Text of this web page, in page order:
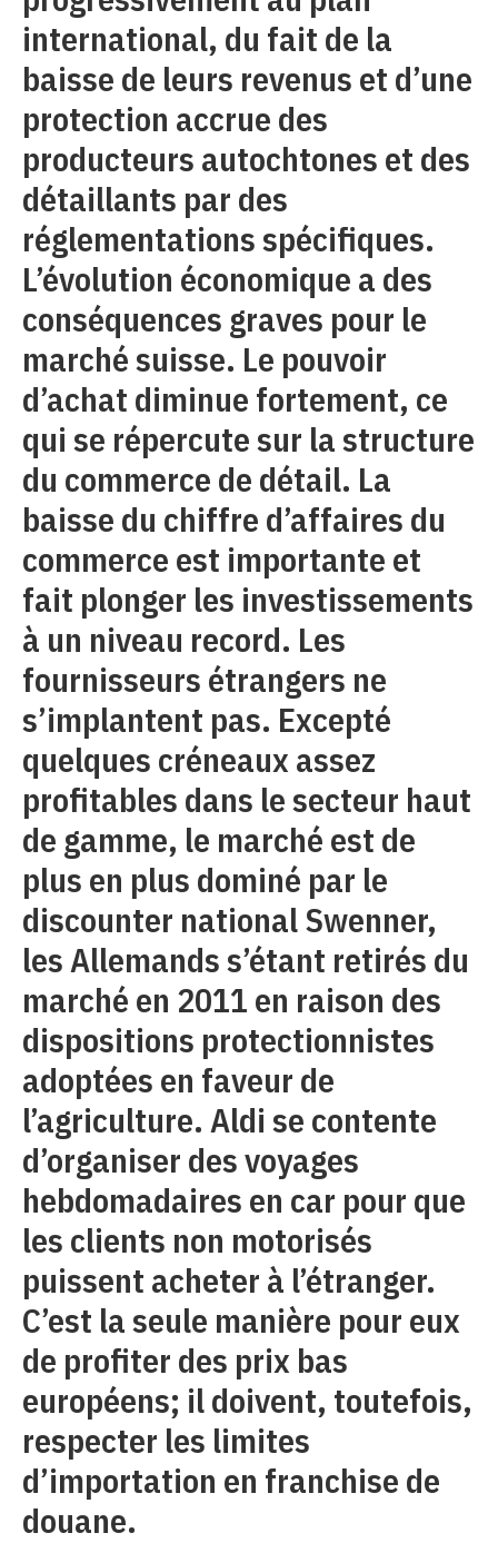
international, du fait de la
baisse de leurs revenus et d’une
protection accrue des
producteurs autochtones et des
détaillants par des
réglementations spécifiques.
L’évolution économique a des
conséquences graves pour le
marché suisse. Le pouvoir
d’achat diminue fortement, ce
qui se répercute sur la structure
du commerce de détail. La
baisse du chiffre d’affaires du
commerce est importante et
fait plonger les investissements
à un niveau record. Les
fournisseurs étrangers ne
s’implantent pas. Excepté
quelques créneaux assez
profitables dans le secteur haut
de gamme, le marché est de
plus en plus dominé par le
discounter national Swenner,
les Allemands s’étant retirés du
marché en 2011 en raison des
dispositions protectionnistes
adoptées en faveur de
l’agriculture. Aldi se contente
d’organiser des voyages
hebdomadaires en car pour que
les clients non motorisés
puissent acheter à l’étranger.
C’est la seule manière pour eux
de profiter des prix bas
européens; il doivent, toutefois,
respecter les limites
d’importation en franchise de
douane.